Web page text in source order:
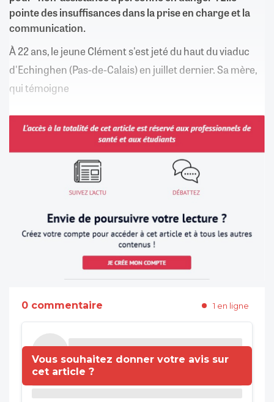
pointe des insuffisances dans la prise en charge et la
communication.
À 22 ans, le jeune Clément s'est jeté du haut du viaduc
d'Echinghen (Pas-de-Calais) en juillet dernier. Sa mère,
qui témoigne
0 commentaire 1 en ligne
Vous souhaitez donner votre avis sur
cet article ?